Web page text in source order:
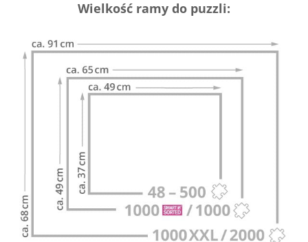
Wielkość ramy do puzzli: